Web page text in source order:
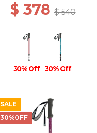
$ 378$ 540
30% Off 30% Off
SALE
30%OFF